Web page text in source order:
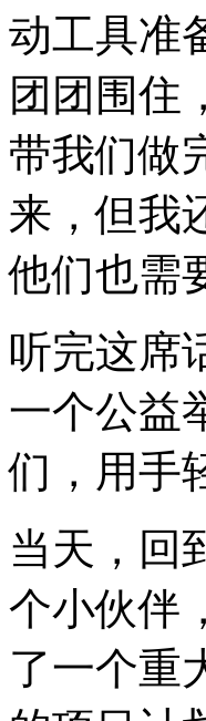
动工具准
团团围住
带我们做
来，但我
他们也需
听完这席
一个公益
们，用手
当天，回
个小伙伴
了一个重